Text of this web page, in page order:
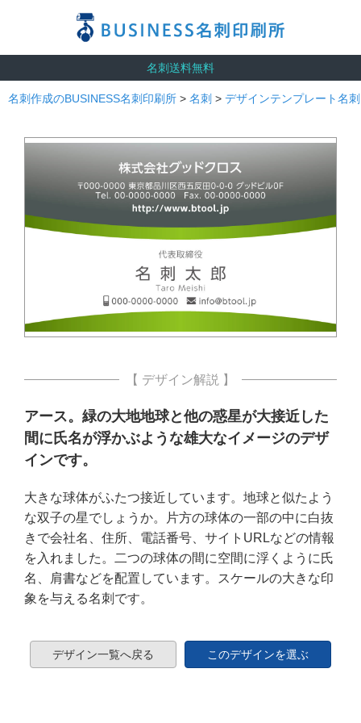
名刺送料無料
名刺作成のBUSINESS名刺印刷所 > 名刺 > デザインテンプレート名刺
【 デザイン解説 】
アース。緑の大地地球と他の惑星が大接近した
間に氏名が浮かぶような雄大なイメージのデザ
インです。
大きな球体がふたつ接近しています。地球と似たよう
な双子の星でしょうか。片方の球体の一部の中に白抜
きで会社名、住所、電話番号、サイトURLなどの情報
を入れました。二つの球体の間に空間に浮くように氏
名、肩書などを配置しています。スケールの大きな印
象を与える名刺です。
デザイン一覧へ戻る このデザインを選ぶ